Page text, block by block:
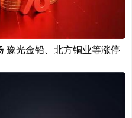
豫光金铅、北方铜业等涨停